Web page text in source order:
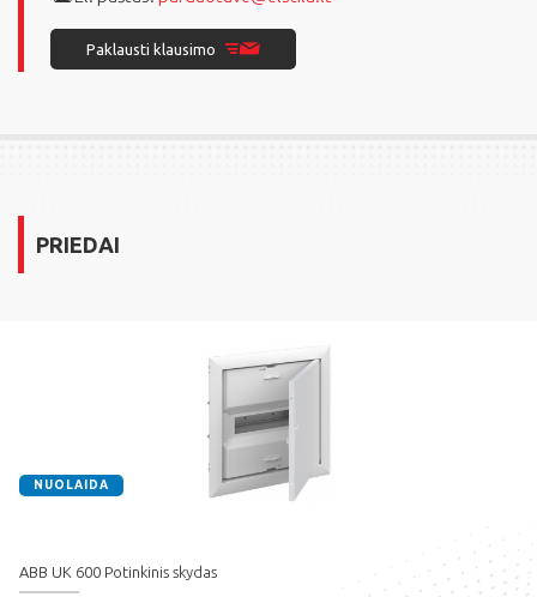
Paklausti klausimo
PRIEDAI
NUOLAIDA
ABB UK 600 Potinkinis skydas